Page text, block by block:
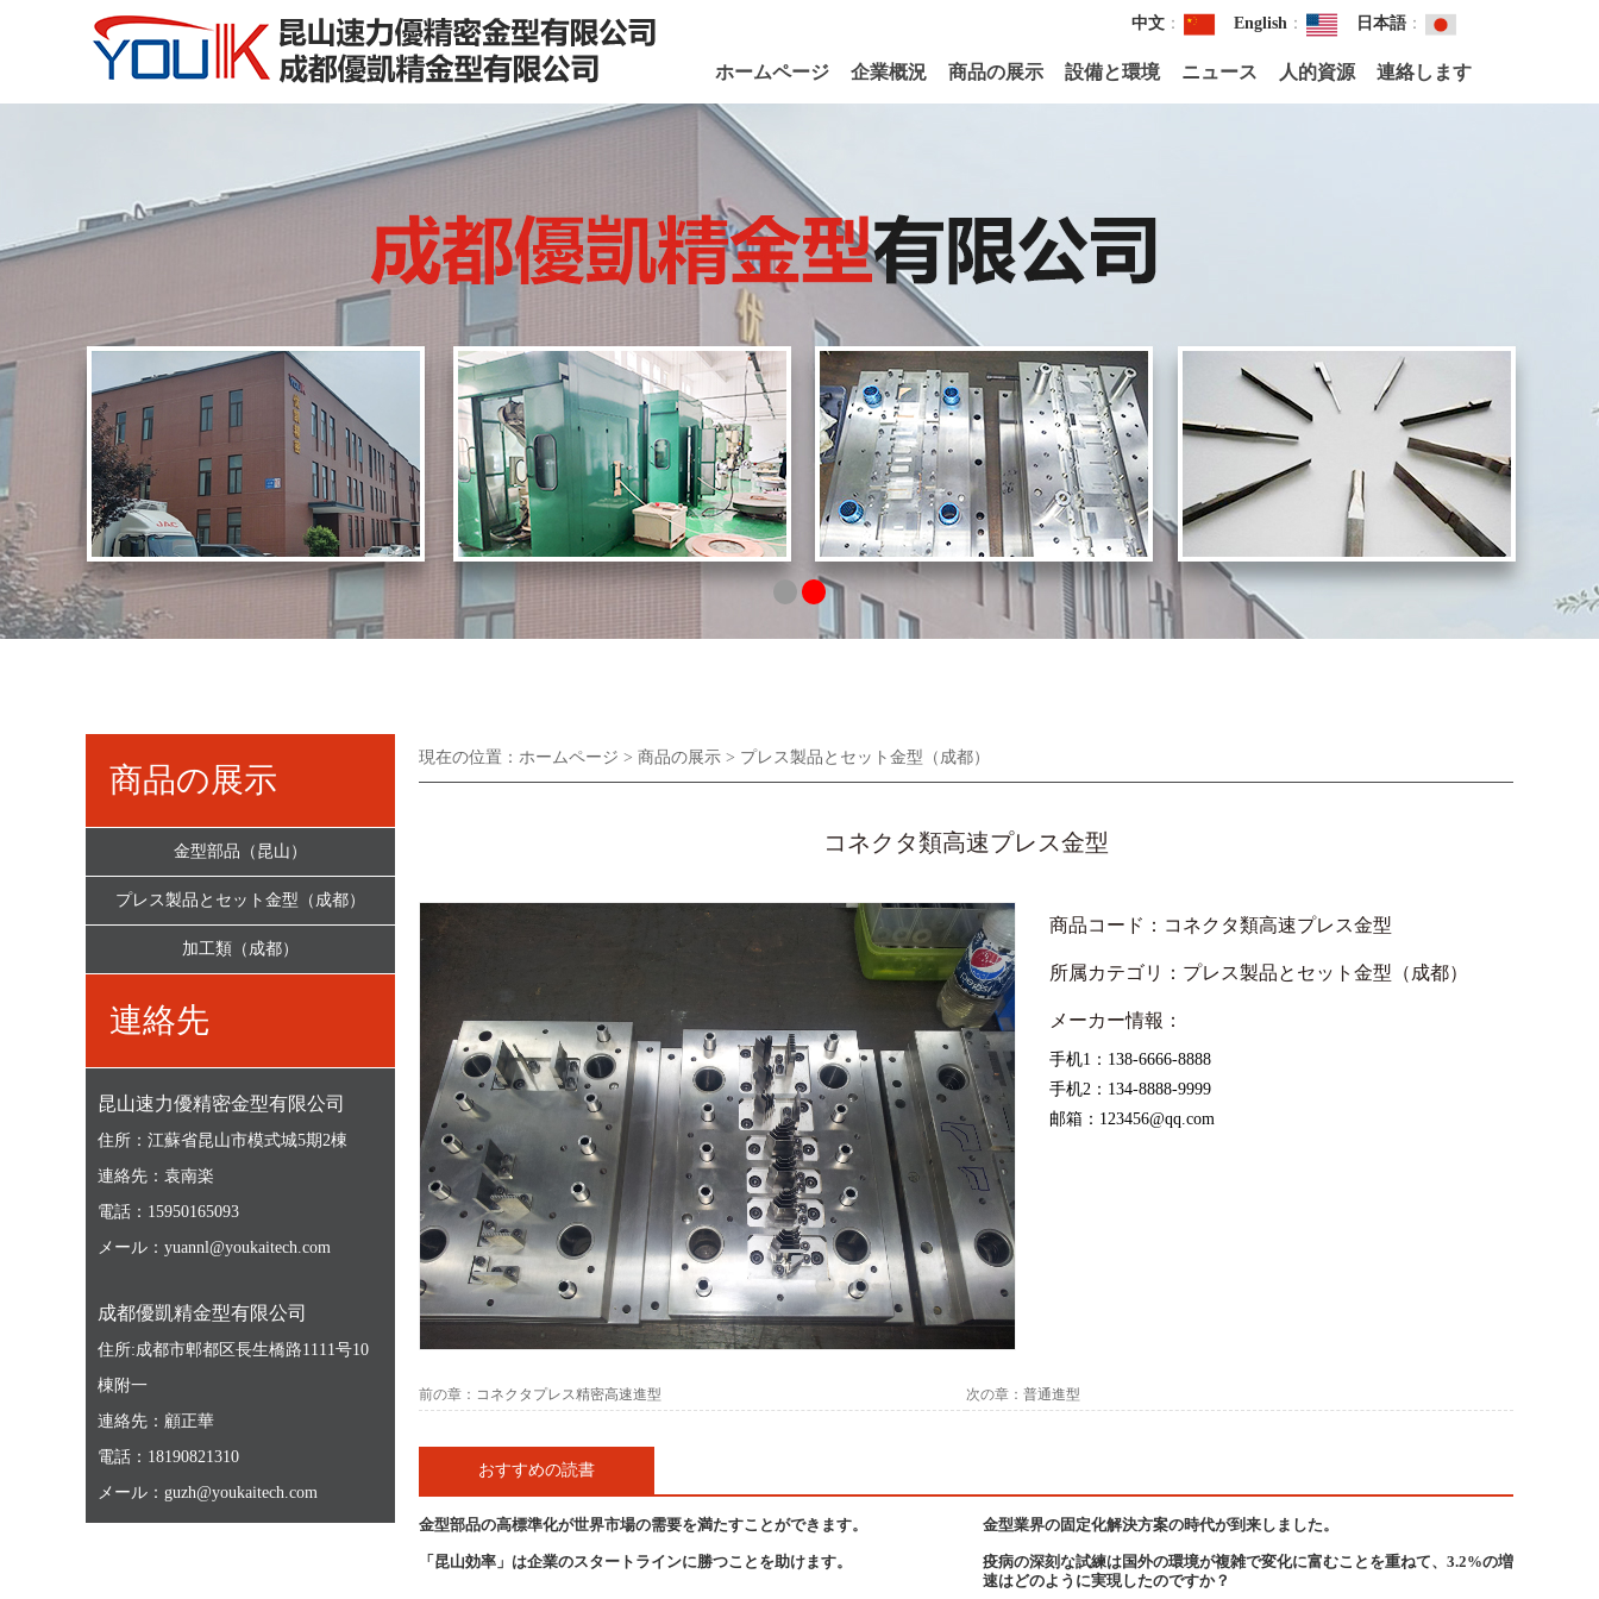
中文 ： English ： 日本語 ：
ホームページ 企業概況 商品の展示 設備と環境 ニュース 人的資源 連絡します
商品の展示
金型部品（昆山）
プレス製品とセット金型（成都）
加工類（成都）
連絡先
昆山速力優精密金型有限公司
住所：江蘇省昆山市模式城5期2棟
連絡先：袁南楽
電話：15950165093
メール：yuannl@youkaitech.com
成都優凱精金型有限公司
住所:成都市郫都区長生橋路1111号10
棟附一
連絡先：顧正華
電話：18190821310
メール：guzh@youkaitech.com
現在の位置： ホームページ > 商品の展示 > プレス製品とセット金型（成都）
コネクタ類高速プレス金型
商品コード： コネクタ類高速プレス金型
所属カテゴリ： プレス製品とセット金型（成都）
メーカー情報：
手机1：138-6666-8888
手机2：134-8888-9999
邮箱：123456@qq.com
前の章： コネクタプレス精密高速進型 次の章： 普通進型
おすすめの読書
金型部品の高標準化が世界市場の需要を満たすことができます。 金型業界の固定化解決方案の時代が到来しました。
「昆山効率」は企業のスタートラインに勝つことを助けます。
疫病の深刻な試練は国外の環境が複雑で変化に富むことを重ねて、3.2%の増
速はどのように実現したのですか？